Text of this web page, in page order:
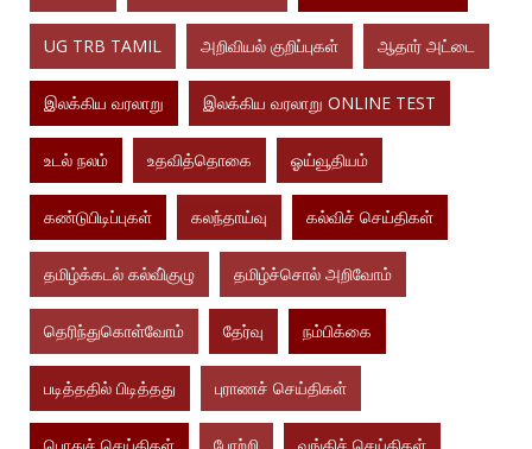
UG TRB TAMIL அறிவியல் குறிப்புகள் ஆதார் அட்டை
இலக்கிய வரலாறு இலக்கிய வரலாறு ONLINE TEST
உடல் நலம் உதவித்தொகை ஓய்வூதியம்
கண்டுபிடிப்புகள் கலந்தாய்வு கல்விச் செய்திகள்
தமிழ்க்கடல் கல்வி்குழு தமிழ்ச்சொல் அறிவோம்
தெரிந்துகொள்வோம் தேர்வு நம்பிக்கை
படித்ததில் பிடித்தது புராணச் செய்திகள்